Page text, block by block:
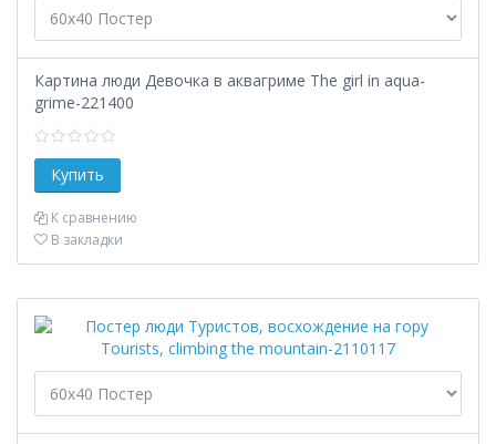
Картина люди Девочка в аквагриме The girl in aqua-
grime-221400
К сравнению
В закладки